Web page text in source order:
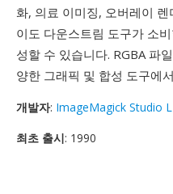
화, 의료 이미징, 오버레이
이도 다운스트림 도구가 소
성할 수 있습니다. RGBA 파
양한 그래픽 및 합성 도구에
개발자: ImageMagick Studio
최초 출시: 1990